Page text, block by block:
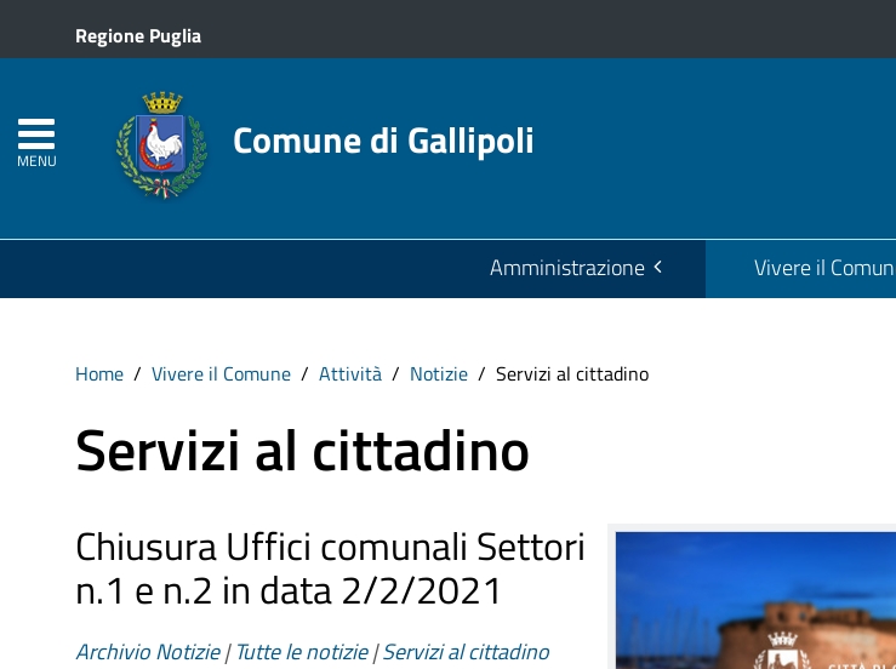
Regione Puglia
MENU Comune di Gallipoli
Amministrazione Vivere il
Home Vivere il Comune Attività Notizie Servizi al cittadino
Servizi al cittadino
Chiusura Uffici comunali Settori
n.1 e n.2 in data 2/2/2021
Archivio Notizie|Tutte le notizie|Servizi al cittadino